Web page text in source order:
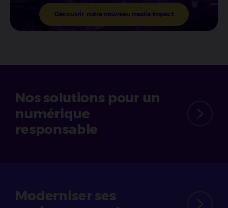
Découvrir notre nouveau media Impact
Nos solutions pour un
numérique
responsable
Moderniser ses